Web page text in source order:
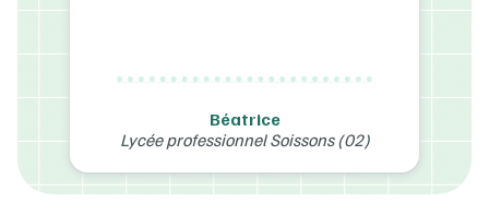
Béatrice
Lycée professionnel Soissons (02)